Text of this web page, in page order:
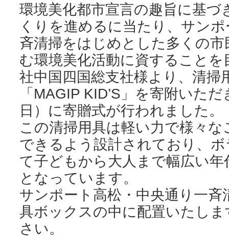
環境美化都市宣言の趣旨に基
くりを進めるに当たり、サン
斉清掃をはじめとした多くの
む環境美化活動に資すること
社中国四国総支社様より、清掃
「MAGIP KID’S」を寄附いた
日）に寄贈式が行われました。
この清掃用具は軽い力で様々
できるよう設計されており、
て子どもから大人まで幅広い
となっています。
サンポート高松・中央通り一
具ボックスの中に配置いたし
さい。